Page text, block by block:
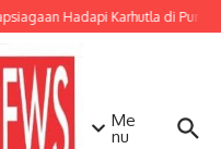
Hadapi Karhutla di
Me
nu